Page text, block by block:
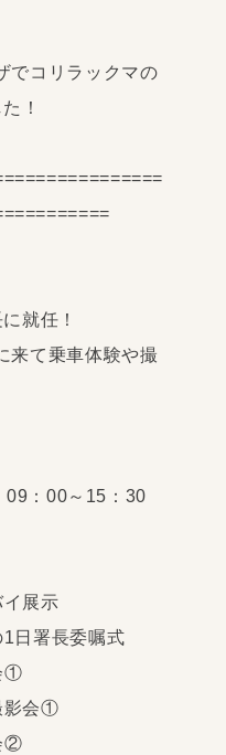
でコリラックマの
！
就任！
来て乗車体験や撮
：00～15：30
展示
日署長委嘱式
①
影会①
②